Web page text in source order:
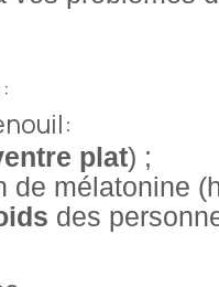
plat) ;
de mélatonine
des